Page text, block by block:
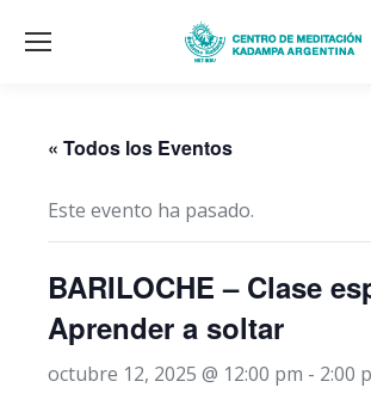
« Todos los Eventos
Este evento ha pasado.
BARILOCHE – Clase
Aprender a soltar
octubre 12, 2025 @ 12:00 pm - 2:00